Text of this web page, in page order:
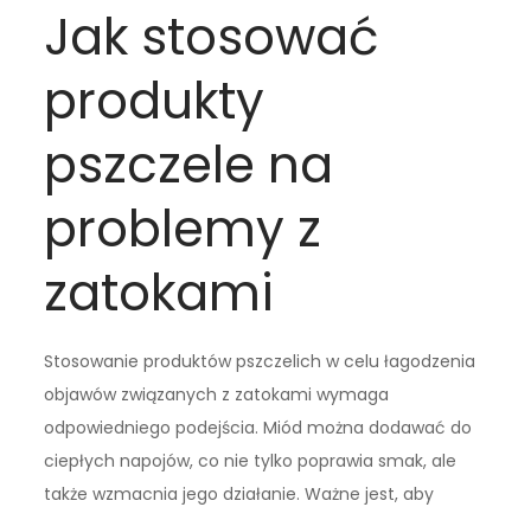
Jak stosować
produkty
pszczele na
problemy z
zatokami
Stosowanie produktów pszczelich w celu łagodzenia
objawów związanych z zatokami wymaga
odpowiedniego podejścia. Miód można dodawać do
ciepłych napojów, co nie tylko poprawia smak, ale
także wzmacnia jego działanie. Ważne jest, aby